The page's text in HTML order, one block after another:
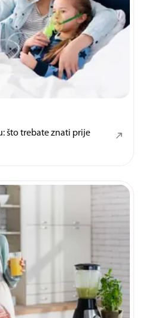
što trebate znati prije